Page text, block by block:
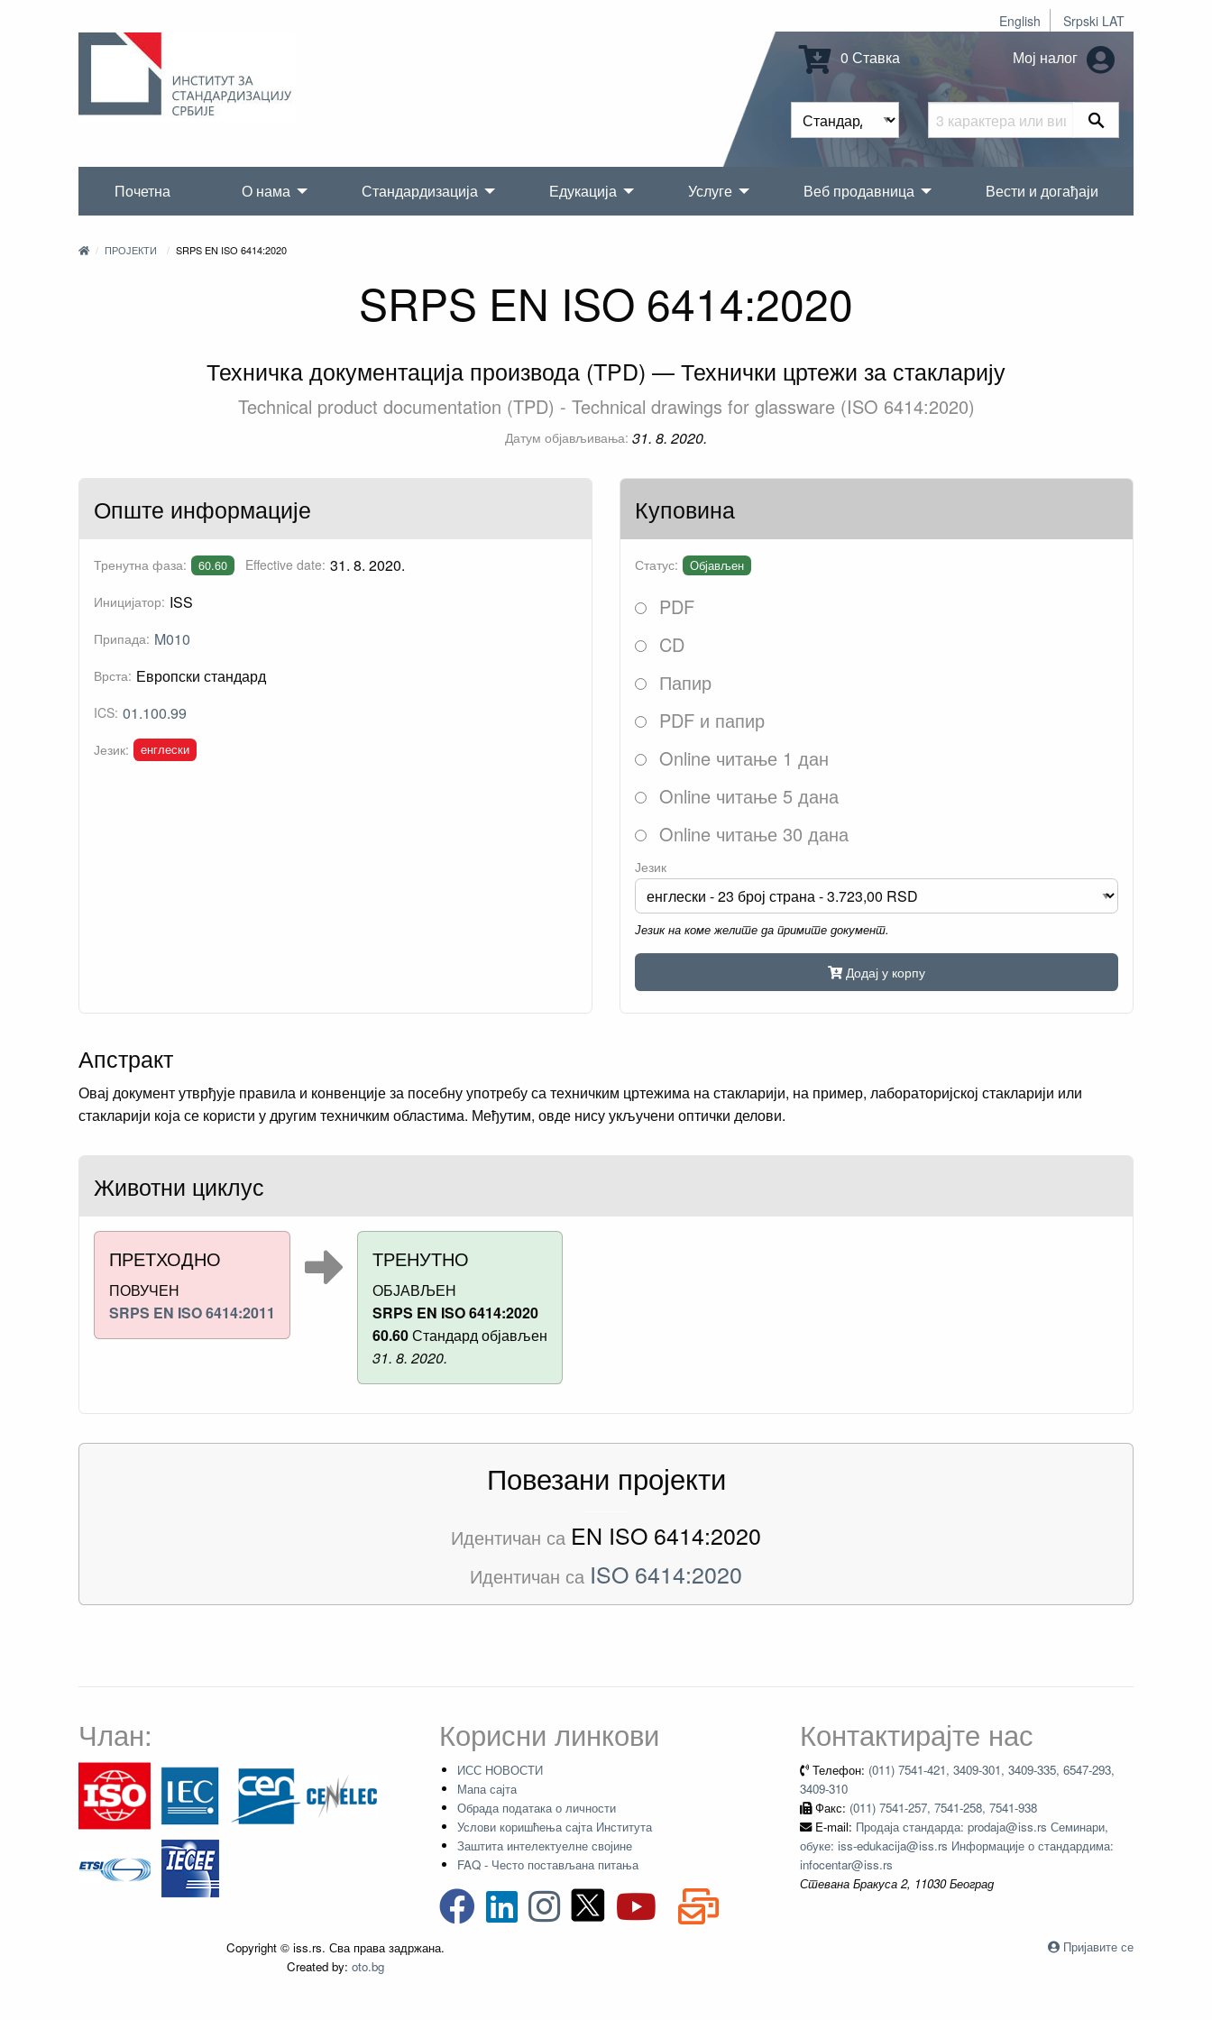
English Srpski LAT
0 Ставка Мој налог
Почетна О нама Стандардизација Едукација Услуге Веб продавница Вести и догађаји
ПРОЈЕКТИ SRPS EN ISO 6414:2020
SRPS EN ISO 6414:2020
Техничка документација производа (TPD) — Технички цртежи за стакларију
Technical product documentation (TPD) - Technical drawings for glassware (ISO 6414:2020)
Датум објављивања: 31. 8. 2020.
Опште информације
Тренутна фаза: 60.60 Effective date: 31. 8. 2020.
Иницијатор: ISS
Припада: M010
Врста: Европски стандард
ICS: 01.100.99
Језик: енглески
Куповина
Статус: Објављен
PDF
CD
Папир
PDF и папир
Online читање 1 дан
Online читање 5 дана
Online читање 30 дана
Језик
Језик на коме желите да примите документ.
Додај у корпу
Апстракт
Овај документ утврђује правила и конвенције за посебну употребу са техничким цртежима на стакларији, на пример, лабораторијској стакларији или
стакларији која се користи у другим техничким областима. Међутим, овде нису укључени оптички делови.
Животни циклус
ПРЕТХОДНО
ПОВУЧЕН
SRPS EN ISO 6414:2011
ТРЕНУТНО
ОБЈАВЉЕН
SRPS EN ISO 6414:2020
60.60Стандард објављен
31. 8. 2020.
Повезани пројекти
Идентичан са EN ISO 6414:2020
Идентичан са ISO 6414:2020
Члан: Корисни линкови
ИСС НОВОСТИ
Мапа сајта
Обрада података о личности
Услови коришћења сајта Института
Заштита интелектуелне својине
FAQ - Често постављана питања
Контактирајте нас
Телефон: (011) 7541-421, 3409-301, 3409-335, 6547-293,
3409-310
Факс: (011) 7541-257, 7541-258, 7541-938
E-mail: Продаја стандарда: prodaja@iss.rs Семинари,
обуке: iss-edukacija@iss.rs Информације о стандардима:
infocentar@iss.rs
Стевана Бракуса 2, 11030 Београд
Copyright © iss.rs. Сва права задржана.
Created by: oto.bg
Пријавите се